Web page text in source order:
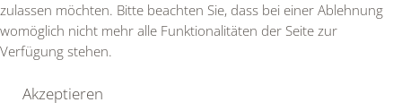
zulassen möchten. Bitte beachten Sie, dass bei einer Ablehnung
womöglich nicht mehr alle Funktionalitäten der Seite zur
Verfügung stehen.
Akzeptieren